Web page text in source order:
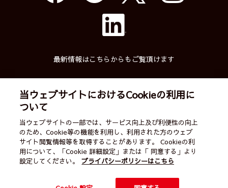
最新情報はこちらからもご覧頂けます
English ご利用案内 営業カレンダー
サイトマップ 個人情報保護方針 お問い合わせ
All Rights Reserved by
当ウェブサイトにおけるCookieの利用に
ついて
当ウェブサイトの一部では、サービス向上及び利便性の向上
のため、Cookie等の機能を利用し、利用された方のウェブ
サイト閲覧情報等を取得することがあります。 Cookieの利
用について、「Cookie 詳細設定」または「 同意する」より
設定してください。
プライバシーポリシーはこちら